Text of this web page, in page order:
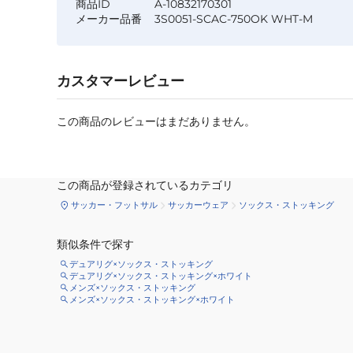
商品ID
A-10832170301
メーカー品番
3S0051-SCAC-750OK WHT-M
カスタマーレビュー
この商品のレビューはまだありません。
この商品が登録されているカテゴリ
サッカー・フットサル サッカーウェア ソックス・ストッキング
類似条件で探す
デュアリグ×ソックス・ストッキング
デュアリグ×ソックス・ストッキング×ホワイト
メンズ×ソックス・ストッキング
メンズ×ソックス・ストッキング×ホワイト